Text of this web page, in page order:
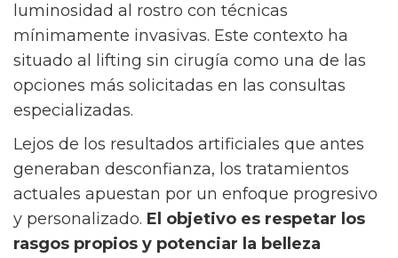
luminosidad al rostro con técnicas
mínimamente invasivas. Este contexto ha
situado al lifting sin cirugía como una de las
opciones más solicitadas en las consultas
especializadas.
Lejos de los resultados artificiales que antes
generaban desconfianza, los tratamientos
actuales apuestan por un enfoque progresivo
y personalizado. El objetivo es respetar los
rasgos propios y potenciar la belleza